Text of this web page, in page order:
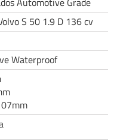
S 50 1.9 D 136 cv
Waterproof